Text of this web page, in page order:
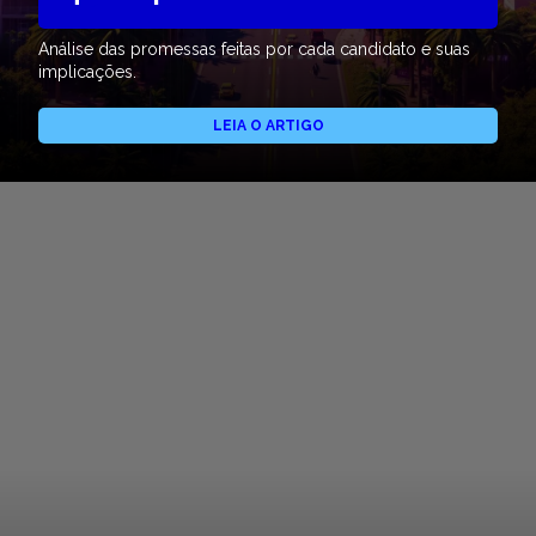
Análise das promessas feitas por cada candidato e suas
implicações.
LEIA O ARTIGO